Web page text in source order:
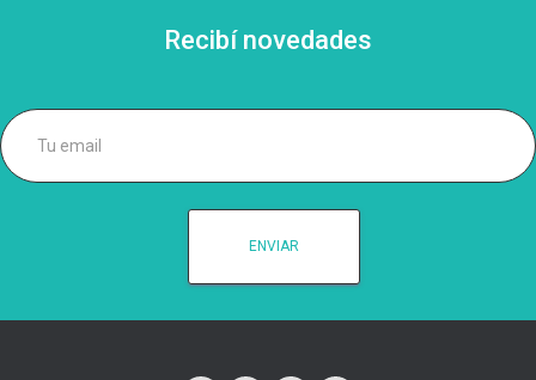
Recibí novedades